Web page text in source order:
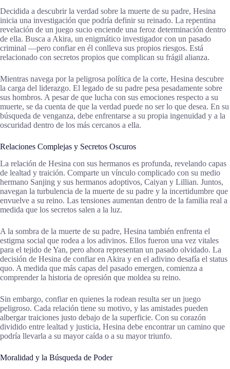
Decidida a descubrir la verdad sobre la muerte de su padre, Hesina
inicia una investigación que podría definir su reinado. La repentina
revelación de un juego sucio enciende una feroz determinación dentro
de ella. Busca a Akira, un enigmático investigador con un pasado
criminal —pero confiar en él conlleva sus propios riesgos. Está
relacionado con secretos propios que complican su frágil alianza.
Mientras navega por la peligrosa política de la corte, Hesina descubre
la carga del liderazgo. El legado de su padre pesa pesadamente sobre
sus hombros. A pesar de que lucha con sus emociones respecto a su
muerte, se da cuenta de que la verdad puede no ser lo que desea. En su
búsqueda de venganza, debe enfrentarse a su propia ingenuidad y a la
oscuridad dentro de los más cercanos a ella.
Relaciones Complejas y Secretos Oscuros
La relación de Hesina con sus hermanos es profunda, revelando capas
de lealtad y traición. Comparte un vínculo complicado con su medio
hermano Sanjing y sus hermanos adoptivos, Caiyan y Lillian. Juntos,
navegan la turbulencia de la muerte de su padre y la incertidumbre que
envuelve a su reino. Las tensiones aumentan dentro de la familia real a
medida que los secretos salen a la luz.
A la sombra de la muerte de su padre, Hesina también enfrenta el
estigma social que rodea a los adivinos. Ellos fueron una vez vitales
para el tejido de Yan, pero ahora representan un pasado olvidado. La
decisión de Hesina de confiar en Akira y en el adivino desafía el status
quo. A medida que más capas del pasado emergen, comienza a
comprender la historia de opresión que moldea su reino.
Sin embargo, confiar en quienes la rodean resulta ser un juego
peligroso. Cada relación tiene su motivo, y las amistades pueden
albergar traiciones justo debajo de la superficie. Con su corazón
dividido entre lealtad y justicia, Hesina debe encontrar un camino que
podría llevarla a su mayor caída o a su mayor triunfo.
Moralidad y la Búsqueda de Poder